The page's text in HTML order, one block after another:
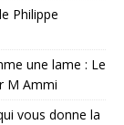
Philippe
une lame : Le
M Ammi
vous donne la